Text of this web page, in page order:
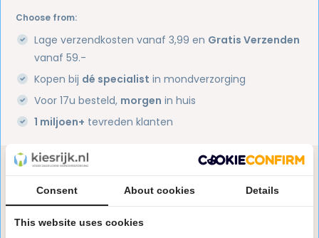
Choose from:
Lage verzendkosten vanaf 3,99 en Gratis Verzenden
vanaf 59.-
Kopen bij dé specialist in mondverzorging
Voor 17u besteld, morgen in huis
1 miljoen+ tevreden klanten
Heb je een vraag over dit product?
Onze specialisten helpen je graag! Spreek ons aan
in de chat of stuur een e-mail.
Consent About cookies Details
This website uses cookies